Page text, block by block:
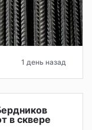
1 день назад
в сквере